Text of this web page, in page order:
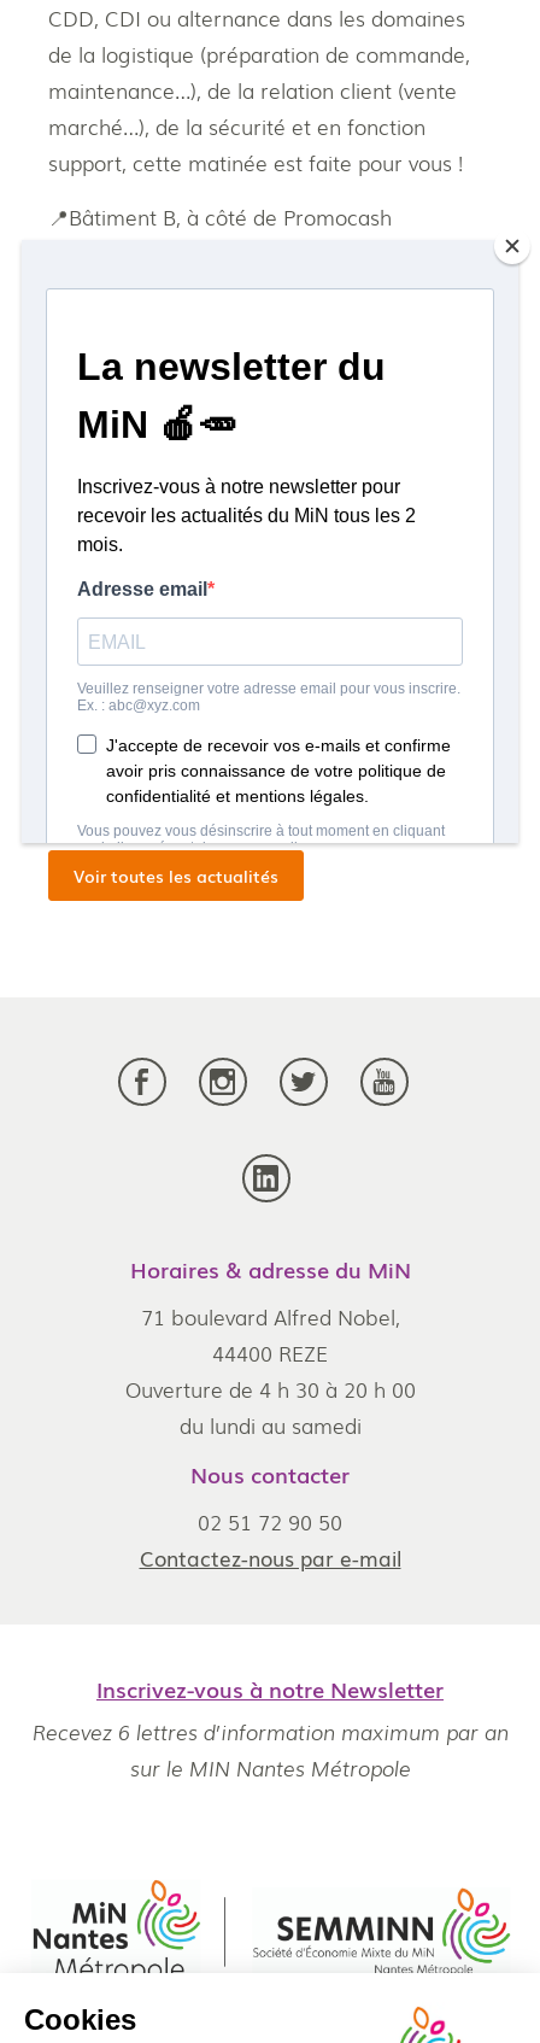
CDD, CDI ou alternance dans les domaines
de la logistique (préparation de commande,
maintenance…), de la relation client (vente
marché…), de la sécurité et en fonction
support, cette matinée est faite pour vous !
📍Bâtiment B, à côté de Promocash
candidats ! Présentez-vous aux barrières
(entrées/sorties) et signalez à l'interphone
que vous venez à « la matinée de l'emploi ».
On vous attend nombreux au MiN de Nantes
👉🏻Voir le détail des entreprises et des postes
à pourvoir.
Article publié le 09/01/2026
Voir toutes les actualités
Horaires & adresse du MiN
71 boulevard Alfred Nobel,
44400 REZE
Ouverture de 4 h 30 à 20 h 00
du lundi au samedi
Nous contacter
02 51 72 90 50
Contactez-nous par e-mail
Inscrivez-vous à notre Newsletter
Recevez 6 lettres d’information maximum par an
sur le MIN Nantes Métropole
PiedRèglement Intérieur © Min Nantes Métropole 2020 - Tous droits réservés
Cookies